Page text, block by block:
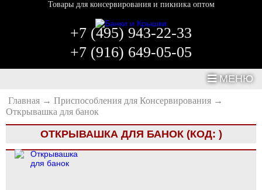
Товары для консервирования и пикника оптом
+7 (495) 943-22-33
+7 (916) 649-05-05
МЕНЮ
Главная → Приспособления для Консервирования →
Открывашка для банок
ОТКРЫВАШКА ДЛЯ БАНОК (КОД: )